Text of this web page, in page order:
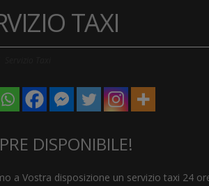
TAXI
DISPONIBILE!
a Vostra disposizione un servizio taxi 24